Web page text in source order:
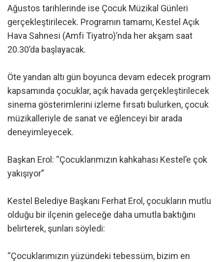
Ağustos tarihlerinde ise Çocuk Müzikal Günleri
gerçekleştirilecek. Programın tamamı, Kestel Açık
Hava Sahnesi (Amfi Tiyatro)’nda her akşam saat
20.30’da başlayacak.
Öte yandan altı gün boyunca devam edecek program
kapsamında çocuklar, açık havada gerçekleştirilecek
sinema gösterimlerini izleme fırsatı bulurken, çocuk
müzikalleriyle de sanat ve eğlenceyi bir arada
deneyimleyecek.
Başkan Erol: “Çocuklarımızın kahkahası Kestel’e çok
yakışıyor”
Kestel Belediye Başkanı Ferhat Erol, çocukların mutlu
olduğu bir ilçenin geleceğe daha umutla baktığını
belirterek, şunları söyledi:
“Çocuklarımızın yüzündeki tebessüm, bizim en